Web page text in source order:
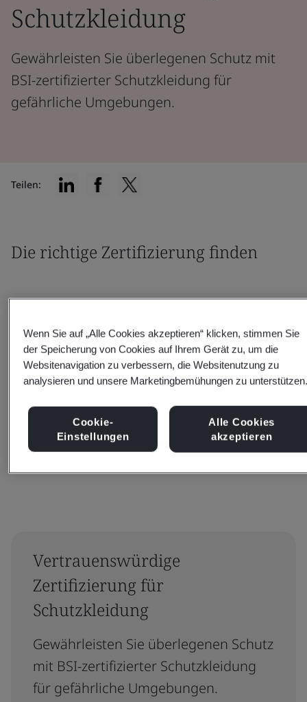
Schutzkleidung
Gewährleisten Sie überlegenen Schutz mit
BSI-zertifizierter Schutzkleidung für
gefährliche Umgebungen.
Teilen:
Die richtige Zertifizierung finden
Filtern nach:
Zurücksetzen Einreichen
Vertrauenswürdige
Zertifizierung für
Schutzkleidung
Gewährleisten Sie überlegenen Schutz
mit BSI-zertifizierter Schutzkleidung
für gefährliche Umgebungen.
Wenn Sie auf „Alle Cookies akzeptieren“ klicken, stimmen Sie
der Speicherung von Cookies auf Ihrem Gerät zu, um die
Websitenavigation zu verbessern, die Websitenutzung zu
analysieren und unsere Marketingbemühungen zu
Cookie-
Einstellungen
Alle Cookies
akzeptieren